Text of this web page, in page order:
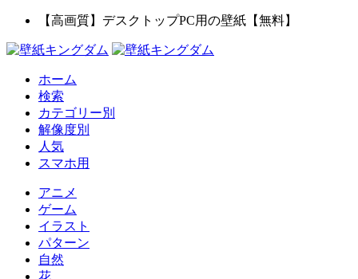
【高画質】デスクトップPC用の壁紙【無料】
ホーム
検索
カテゴリー別
解像度別
人気
スマホ用
アニメ
ゲーム
イラスト
パターン
自然
花